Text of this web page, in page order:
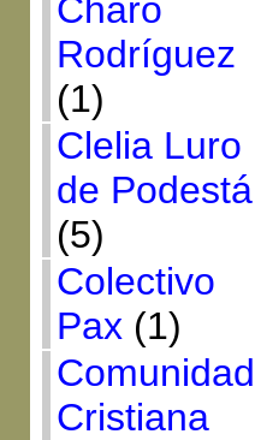
Charo
Rodríguez
(1)
Clelia Luro
de Podestá
(5)
Colectivo
Pax (1)
Comunidad
Cristiana